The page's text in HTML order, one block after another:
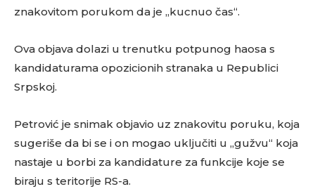
znakovitom porukom da je „kucnuo čas“.
Ova objava dolazi u trenutku potpunog haosa s
kandidaturama opozicionih stranaka u Republici
Srpskoj.
Petrović je snimak objavio uz znakovitu poruku, koja
sugeriše da bi se i on mogao uključiti u „gužvu“ koja
nastaje u borbi za kandidature za funkcije koje se
biraju s teritorije RS-a.